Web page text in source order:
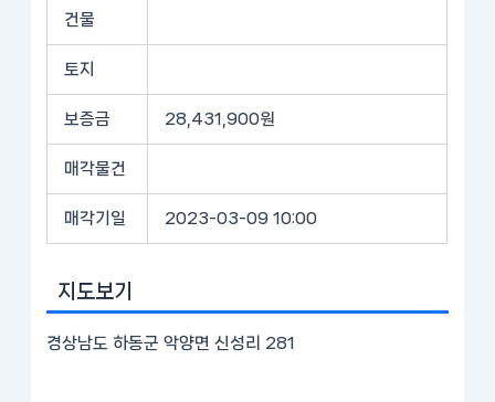
건물
토지
보증금 28,431,900원
매각물건
매각기일 2023-03-09 10:00
지도보기
경상남도 하동군 악양면 신성리 281